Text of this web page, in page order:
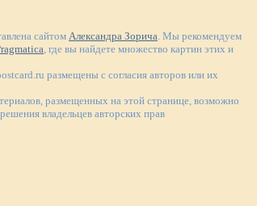
сайтом Александра Зорича. Мы рекомендуем
, где вы найдете множество картин этих и
размещены с согласия авторов или их
размещенных на этой странице, возможно
владельцев авторских прав